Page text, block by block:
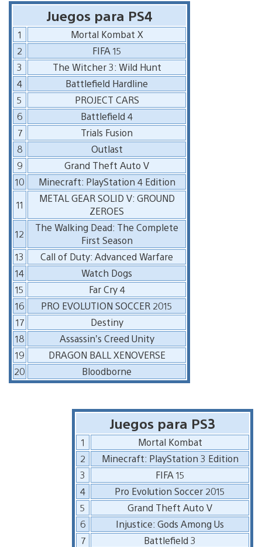
Juegos para PS4
1
Mortal Kombat X
2
FIFA 15
3
The Witcher 3: Wild Hunt
4
Battlefield Hardline
5
PROJECT CARS
6
Battlefield 4
7
Trials Fusion
8
Outlast
9
Grand Theft Auto V
10
Minecraft: PlayStation 4 Edition
11
METAL GEAR SOLID V: GROUND
ZEROES
12
The Walking Dead: The Complete
First Season
13
Call of Duty: Advanced Warfare
14
Watch Dogs
15
Far Cry 4
16
PRO EVOLUTION SOCCER 2015
17
Destiny
18
Assassin’s Creed Unity
19
DRAGON BALL XENOVERSE
20
Bloodborne
Juegos para PS3
1
Mortal Kombat
2
Minecraft: PlayStation 3 Edition
3
FIFA 15
4
Pro Evolution Soccer 2015
5
Grand Theft Auto V
6
Injustice: Gods Among Us
7
Battlefield 3